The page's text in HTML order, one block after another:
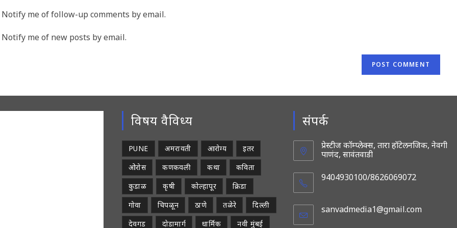
address
Notify me of follow-up comments by email.
Notify me of new posts by email.
विषय वैविध्य
PUNE अमरावती आरोग्य
इतर
ओरोस
कणकवली कथा
कविता
कुडाळ
कृषी कोल्हापूर
क्रिडा
गोवा
चिपळून ठाणे तळेरे
दिल्ली
देवगड
दोडामार्ग धार्मिक नवी मुंबई
संपर्क
प्रेस्टीज कॉम्प्लेक्स, तारा हॉटेलनजिक, नेवगी
पाणंद, सावंतवाडी
9404930100/8626069072
sanvadmedia1@gmail.com